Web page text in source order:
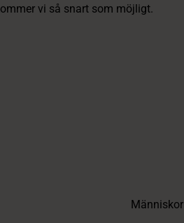
vi så snart som möjligt.
Människor